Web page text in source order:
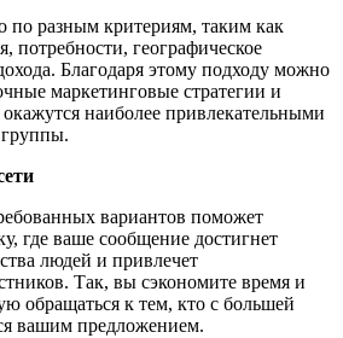
по разным критериям, таким как
потребности, географическое
Благодаря этому подходу можно
маркетинговые стратегии и
наиболее привлекательными
вариантов поможет
где ваше сообщение достигнет
людей и привлечет
Так, вы сэкономите время и
обращаться к тем, кто с большей
вашим предложением.